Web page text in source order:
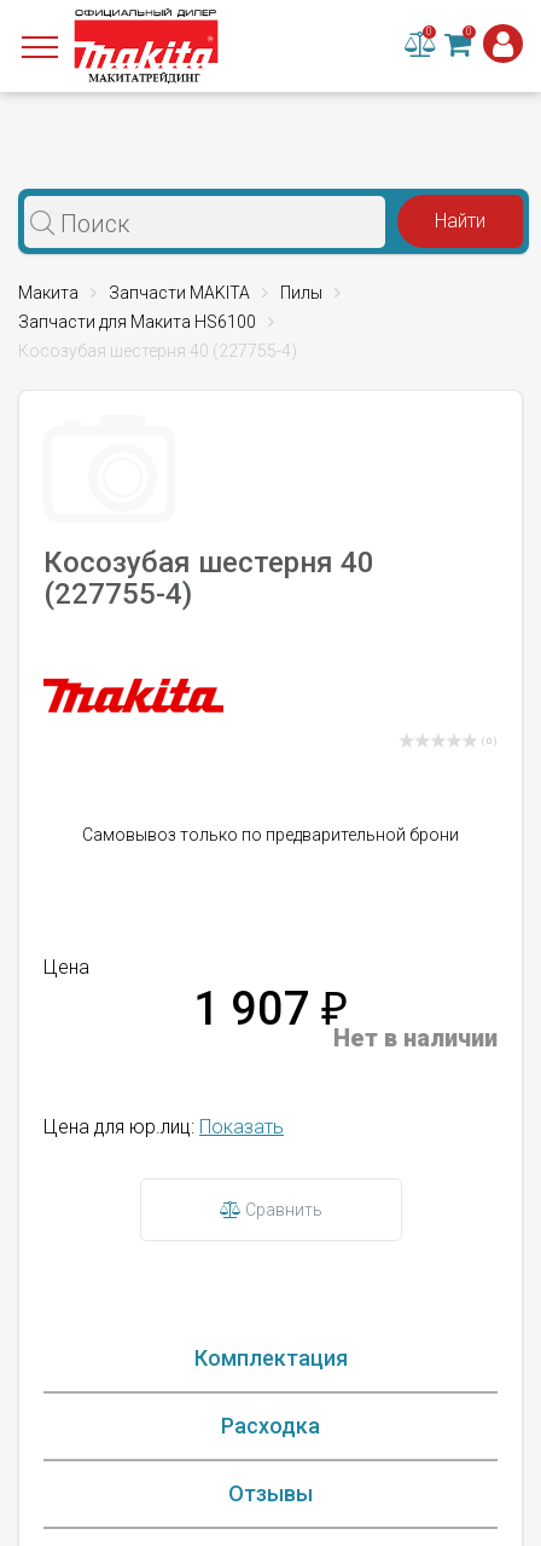
0 0
Макита Запчасти MAKITA
Пилы
Запчасти для Макита HS6100
Косозубая шестерня 40 (227755-4)
Косозубая шестерня 40
(227755-4)
( 0 )
Самовывоз только по предварительной брони
Цена
1 907 ₽
Нет в наличии
Цена для юр.лиц: Показать
Сравнить
Комплектация
Расходка
Отзывы